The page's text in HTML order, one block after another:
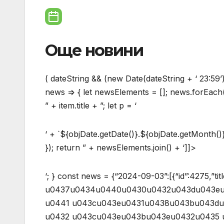
Още новини
( dateString && (new Date(dateString + ‘
news => { let newsElements = [];
” + item.title + ”; let p = ‘
‘ +
}); return ” + newsElements.join() + ‘]]>
‘; } const news = {“2024-09-03”:[{“id”:4275,”title”:”u0421u0434u0432u043eu044fu0432u0430u043cu0435 u0437u0434u0440u0430u0432u043du043eu0442u043e u0441u0438 u0434u043eu0441u0438u0435 u0441 u043cu043eu0431u0438u043bu043du0438u044f u0442u0435u043bu0435u0444u043eu043d u0432 u043cu043eu043bu043eu0432u0435 u0438 u043fu0430u0440u043au043eu0432u0435″,”date”:”2024-09-03″,”url”:”novini/aktualno/4275″}],”2024-09-02″:[{“id”:4274,”title”:”u0421u0430u043cu043e u0437u0430 u0434u0435u043d 500 u0431u044au043bu0433u0430u0440u0438 u0432u043bu044fu0437u043eu0445u0430 u0432 u0437u0434u0440u0430u0432u043du0438u0442u0435 u0441u0438 u0434u043eu0441u0438u0435u0442u0430 u0447u0440u0435u0437 u0435u0417u0434u0440u0430u0432u0435″,”date”:”2024-09-02″,”url”:”novini/aktualno/4274″}],”2024-08-30″:[{“id”:4272,”title”:”u0415-u0440u0435u0446u0435u043fu0442u0438 u0441 u043bu0435u043au0430u0440u0441u0442u0432u0430 u043fu043e u041du0417u041eu041a u0449u0435 u043cu043eu0433u0430u0442 u0434u0430 u0441u0435 u0438u0437u043fu044au043bu043du044fu0432u0430u0442 u0438 u0447u0430u0441u0442u0438u0447u043du043e u043eu0442 u0441u0435u043fu0442u0435u043cu0432u0440u0438″,”date”:”2024-08-30″,”url”:”novini/aktualno/4272″},{“id”:4271,”title”:”u041cu0438u043du0438u0441u0442u044au0440 u041au043eu043du0434u0435u0432u0430 u0441 u043cu0435u0440u043au0438 u0437u0430 u043fu043e-u0440u0430u043du043du0430 u043eu0431u0440u0430u0431u043eu0442u043au0430 u0441u0440u0435u0449u0443 u043au043eu043cu0430u0440u0438 u043fu0440u0435u0437 2025 u0433.”,”date”:”2024-08-30″,”url”:”novini/aktualno/4271″}],”2024-08-29″:[{“id”:4270,”title”:”u0422u0440u0438 u0441u0430 u0434u043eu043au0430u0437u0430u043du0438u0442u0435 u0441u043bu0443u0447u0430u0438 u043du0430 u0417u0430u043fu0430u0434u043du043eu043du0438u043bu0441u043au0430 u0442u0440u0435u0441u043au0430 u0432 u0441u0442u0440u0430u043du0430u0442u0430″,”date”:”2024-08-29″,”url”:”novini/aktualno/4270″},{“id”:4269,”title”:”u041du0430u0434 150 u043eu0431u0435u043au0442u0430 u0432 u0441u0442u0440u0430u043du0430u0442u0430 u0441u0430 u043fu0440u043eu0432u0435u0440u0435u043du0438 u0434u043du0435u0441 u043eu0442 u0420u0417u0418 u043fu043e u0440u0430u0437u043fu043eu0440u0435u0436u0434u0430u043du0435 u043du0430 u043cu0438u043du0438u0441u0442u044au0440 u041au043eu043du0434u0435u0432u0430 u0437u0430 u043fu0440u043eu0434u0430u0436u0431u0430 u043du0430 u0435u043du0435u0440u0433u0438u0435u043d u043fu0440u0430u0445 (u041eu0431u043du043eu0432u0435u043du0430)”,”date”:”2024-08-29″,”url”:”novini/aktualno/4269″}],”2024-08-28″:[{“id”:4268,”title”:”u041cu0438u043du0438u0441u0442u044au0440u044au0442 u043du0430 u0437u0434u0440u0430u0432u0435u043eu043fu0430u0437u0432u0430u043du0435u0442u043e u0440u0430u0437u043fu043eu0440u0435u0434u0438 u043du0435u0437u0430u0431u0430u0432u043du0430 u043fu0440u043eu0432u0435u0440u043au0430 u043du0430 u043fu0440u043eu0434u0443u043au0442u0438u0442u0435, u043eu043fu0440u0435u0434u0435u043bu0435u043du0438 u043au0430u0442u043e “u0430u043bu0442u0435u0440u043du0430u0442u0438u0432u0430 u043du0430 u0435u043du0435u0440u0433u0438u0439u043du0430 u043du0430u043fu0438u0442u043au0430” u0438 “u0435u043du0435u0440u0433u0438u0435u043d u0441u043du0438u0444″”,”date”:”2024-08-28″,”url”:”novini/aktualno/4268″}],”2024-08-23″:[{“id”:4267,”title”:”u041cu0438u043du0438u0441u0442u0435u0440u0441u0442u0432u043eu0442u043e u043du0430 u0437u0434u0440u0430u0432u0435u043eu043fu0430u0437u0432u0430u043du0435u0442u043e u0441 u0430u043au0446u0438u044f u043fu043e u043au0440u044au0432u043eu0434u0430u0440u044fu0432u0430u043du0435″,”date”:”2024-08-23″,”url”:”novini/aktualno/4267″}],”2024-08-22″:[{“id”:4266,”title”:”u041cu0438u043du0438u0441u0442u044au0440 u041au043eu043du0434u0435u0432u0430 u0441u0435 u0441u0440u0435u0449u0430 u0441 u043fu0440u0435u0434u0441u0442u0430u0432u0438u0442u0435u043bu0438 u043du0430 u0411u044au043bu0433u0430u0440u0441u043au0430u0442u0430 u0430u0441u043eu0446u0438u0430u0446u0438u044f u043du0430 u0437u044au0431u043eu0442u0435u0445u043du0438u0446u0438u0442u0435″,”date”:”2024-08-22″,”url”:”novini/aktualno/4266″}],”2024-08-12″:[{“id”:4262,”title”:”u0418u0437u0432u0435u0441u0442u0438u0435 u0437u0430 u043fu0440u0435u0434u0441u0442u043eu044fu0449